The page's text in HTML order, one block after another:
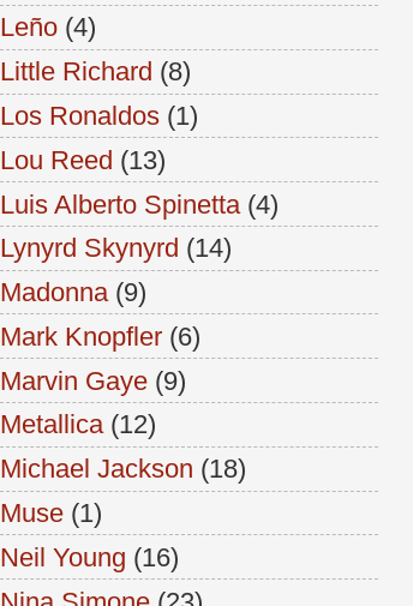
Leño (4)
Little Richard (8)
Los Ronaldos (1)
Lou Reed (13)
Luis Alberto Spinetta (4)
Lynyrd Skynyrd (14)
Madonna (9)
Mark Knopfler (6)
Marvin Gaye (9)
Metallica (12)
Michael Jackson (18)
Muse (1)
Neil Young (16)